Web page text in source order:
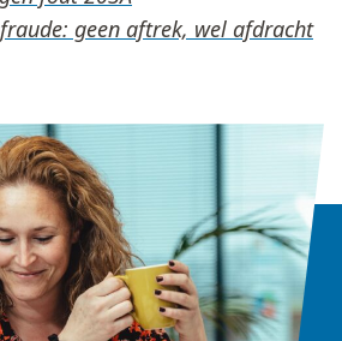
geen aftrek, wel afdracht